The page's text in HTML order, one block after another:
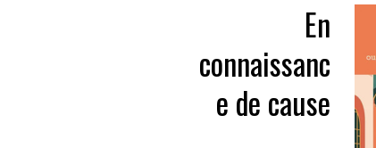
En
connaissanc
e de cause